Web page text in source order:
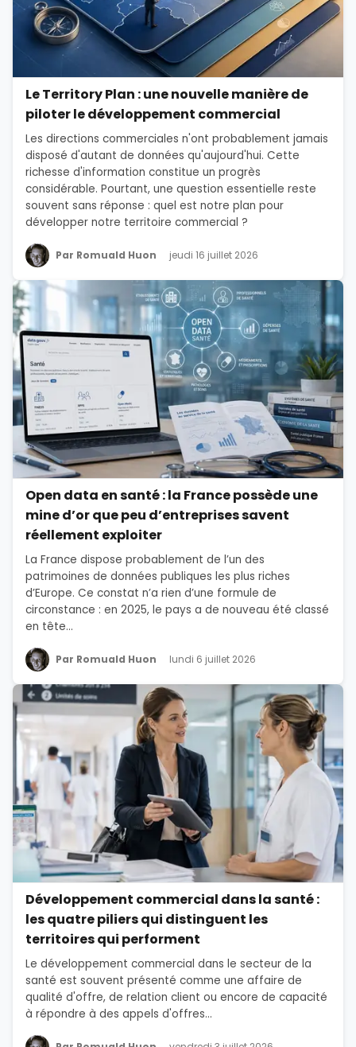
Le Territory Plan : une nouvelle manière de
piloter le développement commercial
Les directions commerciales n'ont probablement jamais
disposé d'autant de données qu'aujourd'hui. Cette
richesse d'information constitue un progrès
considérable. Pourtant, une question essentielle reste
souvent sans réponse : quel est notre plan pour
développer notre territoire commercial ?
Par Romuald Huon jeudi 16 juillet 2026
Open data en santé : la France possède une
mine d’or que peu d’entreprises savent
réellement exploiter
La France dispose probablement de l’un des
patrimoines de données publiques les plus riches
d’Europe. Ce constat n’a rien d’une formule de
circonstance : en 2025, le pays a de nouveau été classé
en tête...
Par Romuald Huon lundi 6 juillet 2026
Développement commercial dans la santé :
les quatre piliers qui distinguent les
territoires qui performent
Le développement commercial dans le secteur de la
santé est souvent présenté comme une affaire de
qualité d'offre, de relation client ou encore de capacité
à répondre à des appels d'offres...